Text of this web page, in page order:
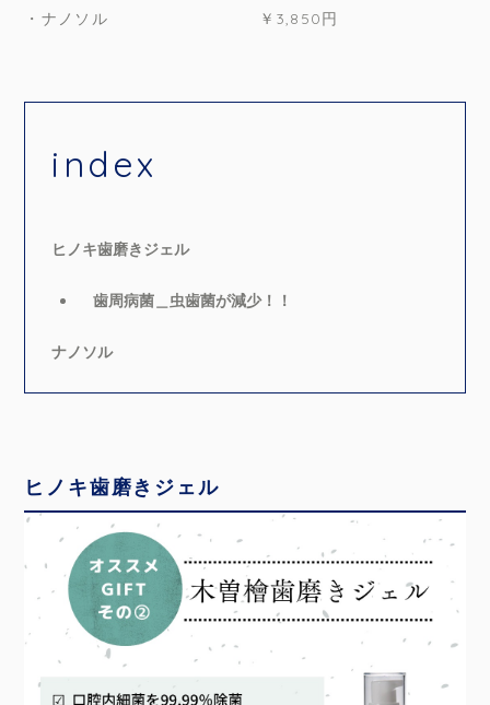
・ナノソル ￥3,850円
index
ヒノキ歯磨きジェル
歯周病菌＿虫歯菌が減少！！
ナノソル
ヒノキ歯磨きジェル